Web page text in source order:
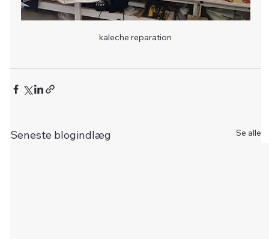
kaleche reparation
Seneste blogindlæg Se alle